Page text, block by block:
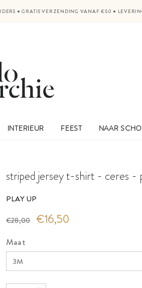
●GRATIS VERZENDING VANAF €50 ●
INTERIEUR FEEST NAAR
striped jersey t-shirt - ceres -
PLAY UP
€28,00 €16,50
Maat